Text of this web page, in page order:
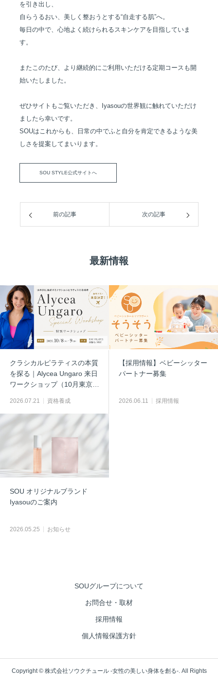
を引き出し、
自らうるおい、美しく整おうとする“自走する肌”へ。
毎日の中で、心地よく続けられるスキンケアを目指していま
す。
またこのたび、より継続的にご利用いただける定期コースも開
始いたしました。
ぜひサイトもご覧いただき、Iyasouの世界観に触れていただけ
ましたら幸いです。
SOUはこれからも、日常の中でふと自分を肯定できるような美
しさを提案してまいります。
SOU STYLE公式サイトへ
前の記事 次の記事
最新情報
クラシカルピラティスの本質
を探る｜Alycea Ungaro 来日
ワークショップ（10月東京開
2026.07.21 資格養成
【採用情報】ベビーシッター
パートナー募集
2026.06.11 採用情報
SOU オリジナルブランド
Iyasouのご案内
2026.05.25 お知らせ
SOUグループについて
お問合せ・取材
採用情報
個人情報保護方針
Copyright © 株式会社ソウクチュール -女性の美しい身体を創る-. All Rights